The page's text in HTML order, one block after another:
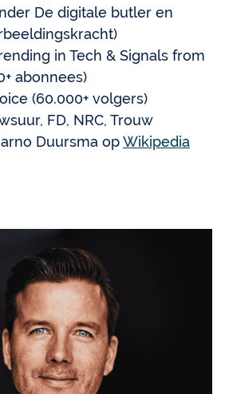
De digitale butler en
in Tech & Signals from
abonnees)
(60.000+ volgers)
FD, NRC, Trouw
Duursma opWikipedia